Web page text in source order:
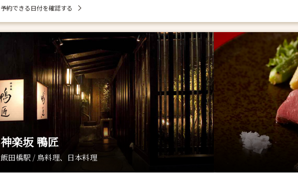
予約できる日付を確認する
神楽坂 鴨匠
飯田橋駅 / 鳥料理、日本料理